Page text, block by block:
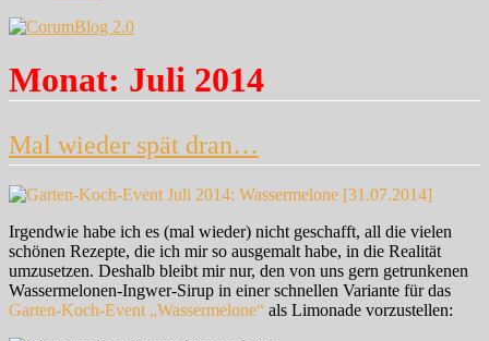
Monat: Juli 2014
Mal wieder spät dran…
Irgendwie habe ich es (mal wieder) nicht geschafft, all die vielen
schönen Rezepte, die ich mir so ausgemalt habe, in die Realität
umzusetzen. Deshalb bleibt mir nur, den von uns gern getrunkenen
Wassermelonen-Ingwer-Sirup in einer schnellen Variante für das
Garten-Koch-Event „Wassermelone“ als Limonade vorzustellen: